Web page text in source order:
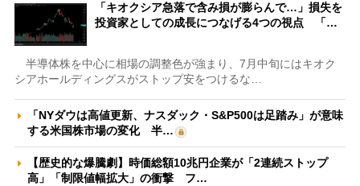
「キオクシア急落で含み損が膨らんで…」損失を
投資家としての成長につなげる4つの視点 「…
半導体株を中心に相場の調整色が強まり、7月中旬にはキオク
シアホールディングスがストップ安をつけるな…
「NYダウは高値更新、ナスダック・S&P500は足踏み」が意味
する米国株市場の変化 半…
【歴史的な爆騰劇】時価総額10兆円企業が「2連続ストップ
高」「制限値幅拡大」の衝撃 フ…